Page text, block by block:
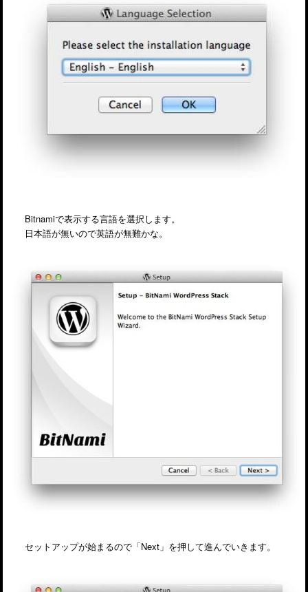
Bitnamiで表示する言語を選択します。
日本語が無いので英語が無難かな。
セットアップが始まるので「Next」を押して進んでいきます。